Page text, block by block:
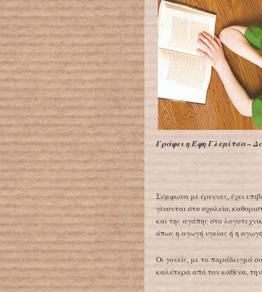
Γράφει η Έφη Γλυμίτσα –
Σύμφωνα με έρευνες, έχει
γίνονται στο σχολείο,
και της αγάπης στο
όπως η αγωγή υγείας ή η
Οι γονείς, με το παράδειγμά
καλύτερα από τον καθένα,